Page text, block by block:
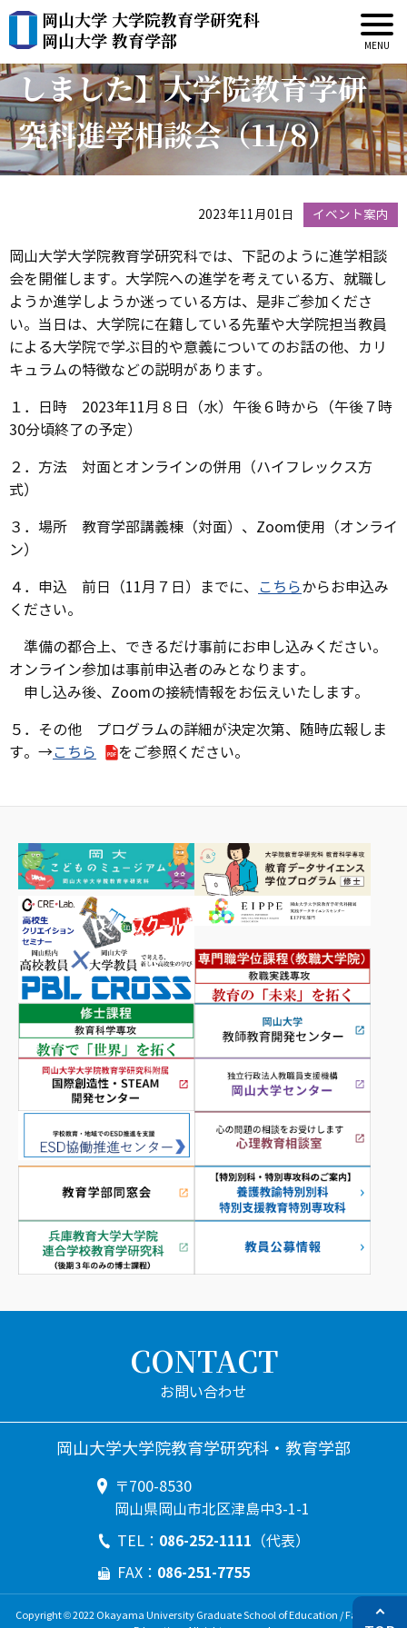
岡山大学 大学院教育学研究科
岡山大学 教育学部
【プログラムの詳細を追加
しました】大学院教育学研
究科進学相談会（11/8）
2023年11月01日 イベント案内
岡山大学大学院教育学研究科では、下記のように進学相談
会を開催します。大学院への進学を考えている方、就職し
ようか進学しようか迷っている方は、是非ご参加くださ
い。当日は、大学院に在籍している先輩や大学院担当教員
による大学院で学ぶ目的や意義についてのお話の他、カリ
キュラムの特徴などの説明があります。
１．日時 2023年11月８日（水）午後６時から（午後７時
30分頃終了の予定）
２．方法 対面とオンラインの併用（ハイフレックス方
式）
３．場所 教育学部講義棟（対面）、Zoom使用（オンライ
ン）
４．申込 前日（11月７日）までに、 こちらからお申込み
ください。
準備の都合上、できるだけ事前にお申し込みください。
オンライン参加は事前申込者のみとなります。
申し込み後、Zoomの接続情報をお伝えいたします。
５．その他 プログラムの詳細が決定次第、随時広報しま
す。→こちら をご参照ください。
CONTACT
岡山大学大学院教育学研究科・教育学部
〒700-8530
岡山県岡山市北区津島中3-1-1
TEL： 086-252-1111 （代表）
FAX： 086-251-7755
Copyright © 2022 Okayama University Graduate School of Education / Faculty of